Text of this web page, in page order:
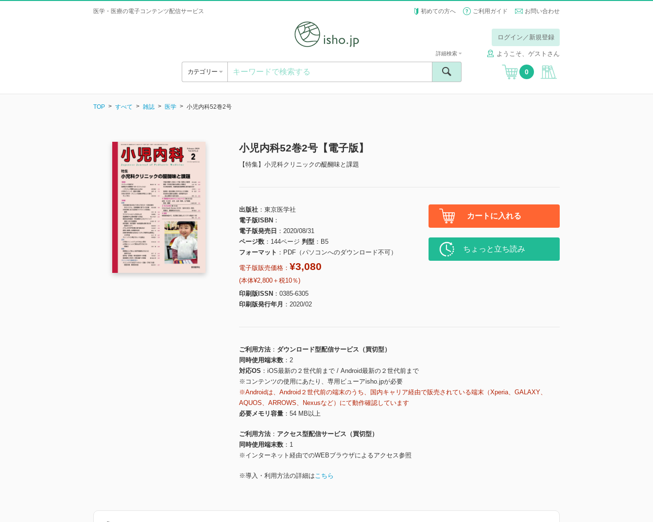
医学・医療の電子コンテンツ配信サービス 初めての方へ ご利用ガイド お問い合わせ
ログイン／新規登録
ようこそ、ゲストさん
カテゴリー
詳細検索
0
TOP すべて 雑誌 医学 小児内科52巻2号
小児内科52巻2号【電子版】
【特集】小児科クリニックの醍醐味と課題
出版社
東京医学社
電子版ISBN
電子版発売日
2020/08/31
ページ数
144ページ 判型
B5
フォーマット
PDF（パソコンへのダウンロード不可）
電子版販売価格： ¥3,080
(本体¥2,800＋税10％)
印刷版ISSN
0385-6305
印刷版発行年月
2020/02
カートに入れる
ちょっと立ち読み
ご利用方法
ダウンロード型配信サービス（買切型）
同時使用端末数
2
対応OS
iOS最新の２世代前まで / Android最新の２世代前まで
※コンテンツの使用にあたり、専用ビューアisho.jpが必要
※Androidは、Android２世代前の端末のうち、国内キャリア経由で販売されている端末（Xperia、GALAXY、
AQUOS、ARROWS、Nexusなど）にて動作確認しています
必要メモリ容量
54 MB以上
ご利用方法
アクセス型配信サービス（買切型）
同時使用端末数
1
※インターネット経由でのWEBブラウザによるアクセス参照
※導入・利用方法の詳細はこちら